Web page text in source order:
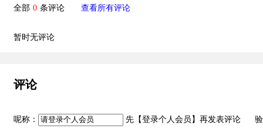
全部 0 条评论 查看所有评论
暂时无评论
评论
呢称： 先【登录个人会员 】再发表评论 验